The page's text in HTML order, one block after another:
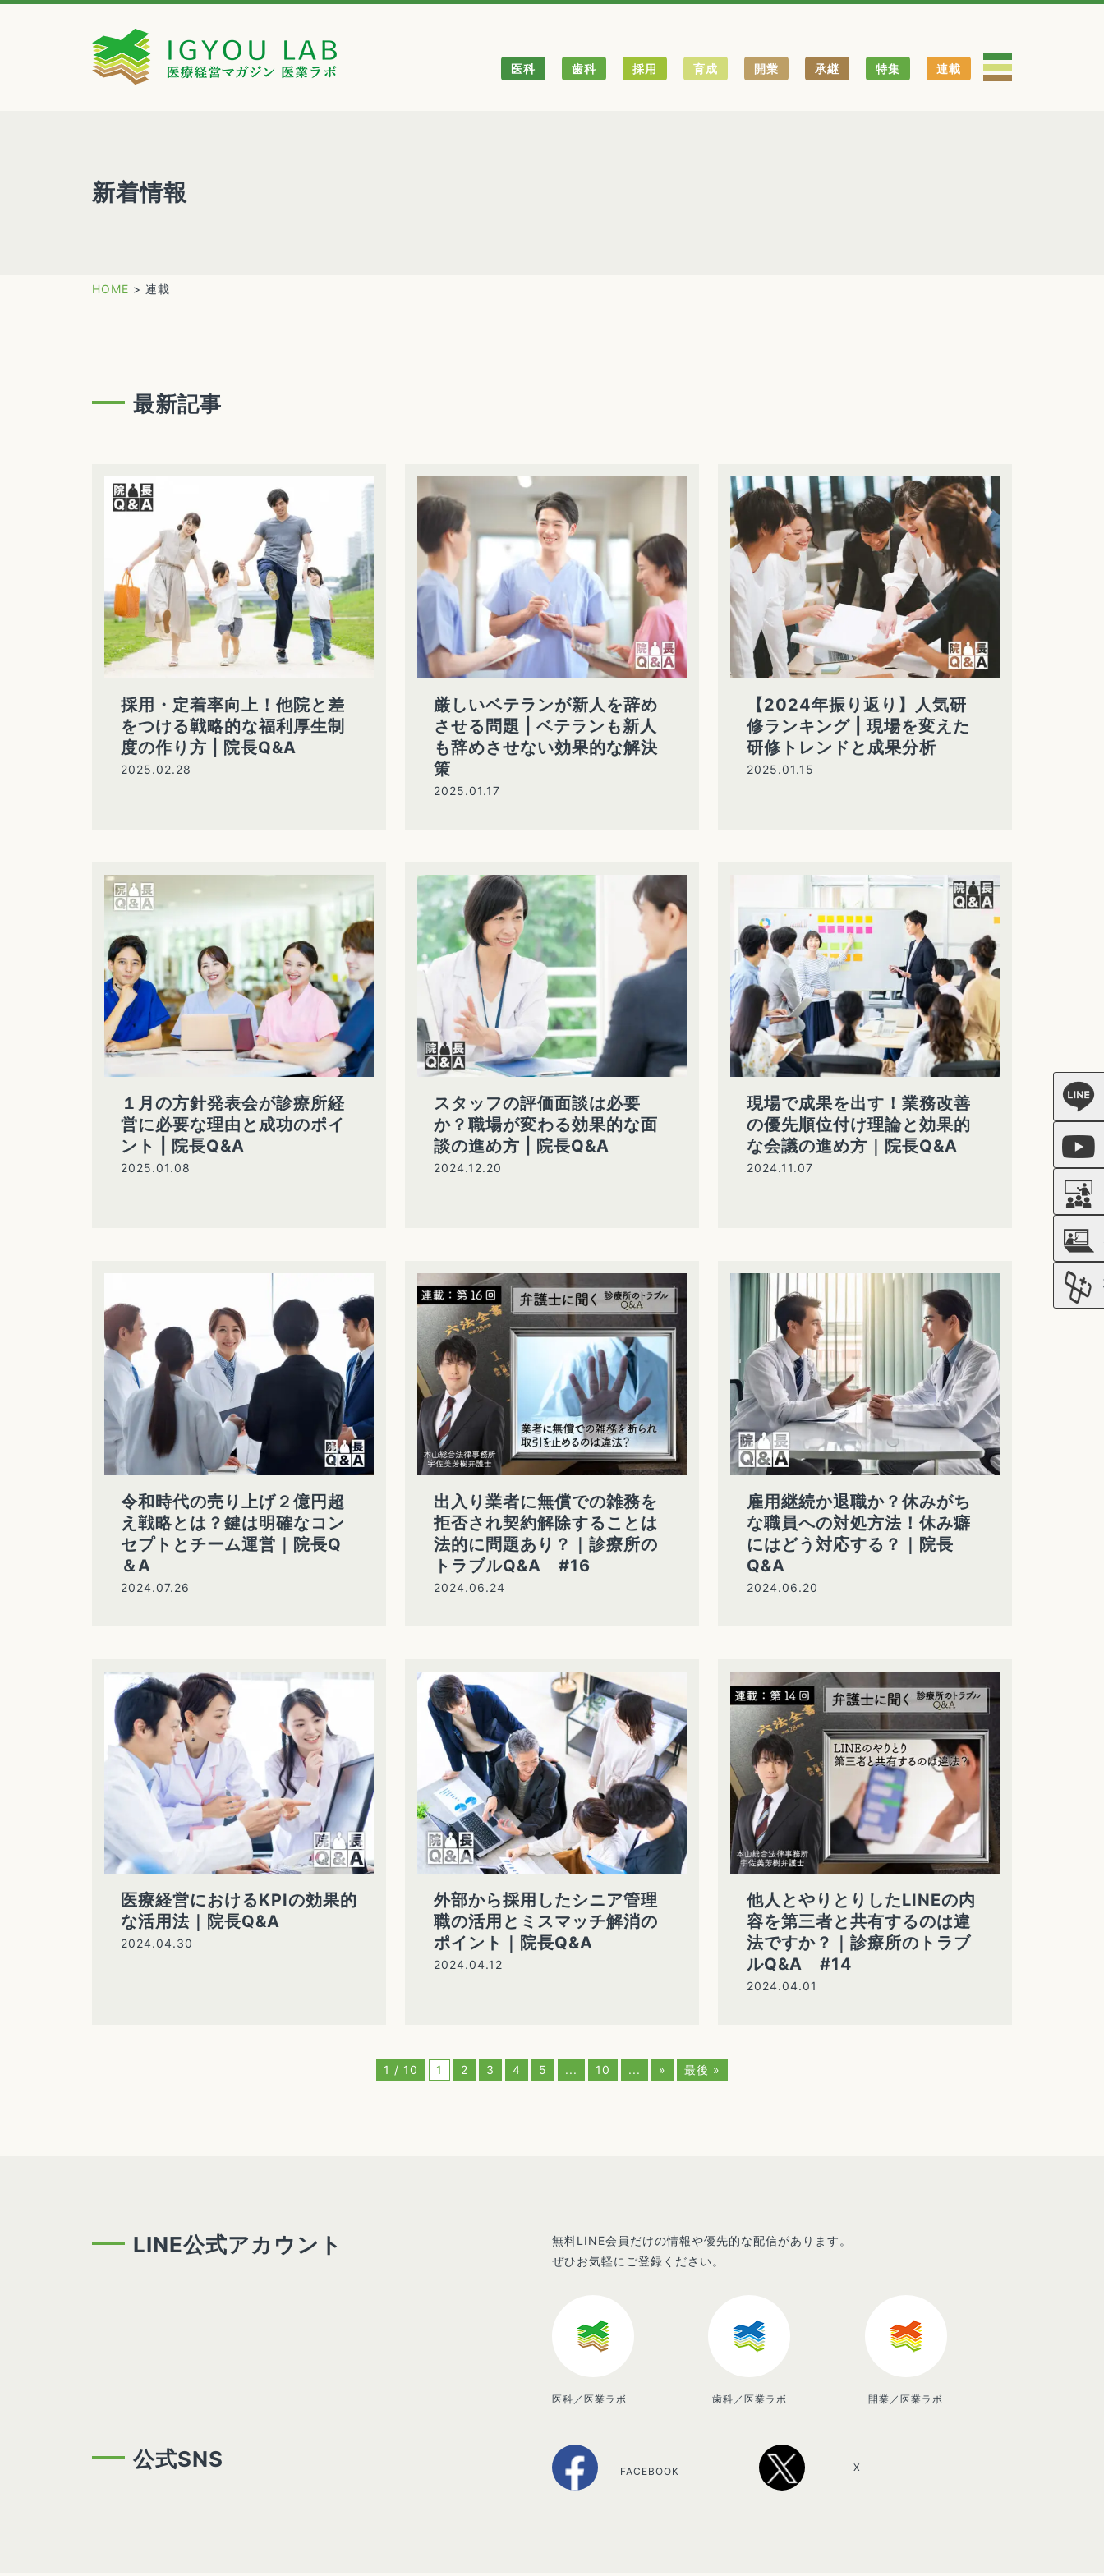
医科 歯科 採用 育成 開業 承継 特集 連載
新着情報
HOME > 連載
最新記事
採用・定着率向上！他院と差
をつける戦略的な福利厚生制
度の作り方 | 院長Q&A
2025.02.28
厳しいベテランが新人を辞め
させる問題 | ベテランも新人
も辞めさせない効果的な解決
策
2025.01.17
【2024年振り返り】人気研
修ランキング | 現場を変えた
研修トレンドと成果分析
2025.01.15
１月の方針発表会が診療所経
営に必要な理由と成功のポイ
ント | 院長Q&A
2025.01.08
スタッフの評価面談は必要
か？職場が変わる効果的な面
談の進め方 | 院長Q&A
2024.12.20
現場で成果を出す！業務改善
の優先順位付け理論と効果的
な会議の進め方｜院長Q&A
2024.11.07
令和時代の売り上げ２億円超
え戦略とは？鍵は明確なコン
セプトとチーム運営｜院長Q
＆A
2024.07.26
出入り業者に無償での雑務を
拒否され契約解除することは
法的に問題あり？｜診療所の
トラブルQ&A #16
2024.06.24
雇用継続か退職か？休みがち
な職員への対処方法！休み癖
にはどう対応する？｜院長
Q&A
2024.06.20
医療経営におけるKPIの効果的
な活用法｜院長Q&A
2024.04.30
外部から採用したシニア管理
職の活用とミスマッチ解消の
ポイント｜院長Q&A
2024.04.12
他人とやりとりしたLINEの内
容を第三者と共有するのは違
法ですか？｜診療所のトラブ
ルQ&A #14
2024.04.01
1 / 10 1 2 3 4 5 ... 10 ... » 最後 »
LINE公式アカウント
無料LINE会員だけの情報や優先的な配信があります。
ぜひお気軽にご登録ください。
医科／医業ラボ 歯科／医業ラボ 開業／医業ラボ
公式SNS FACEBOOK X